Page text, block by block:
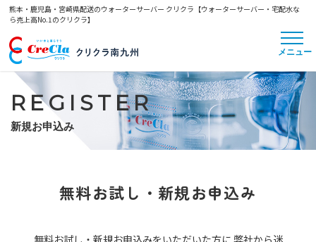
熊本・鹿児島・宮崎県配送のウォーターサーバー クリクラ【ウォーターサーバー・宅配水な
ら売上高No.1のクリクラ】
REGISTER
新規お申込み
無料お試し・新規お申込み
無料お試し・新規お申込みをいただいた方に 弊社から迷